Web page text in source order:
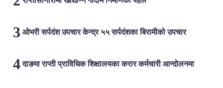
ओभरी सर्पदंश उपचार केन्द्र ५५ सर्पदंशका बिरामीको उपचार
दाङमा राप्ती प्राविधिक शिक्षालयका करार कर्मचारी आन्दोलनमा